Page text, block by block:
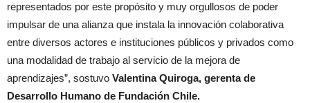
representados por este propósito y muy orgullosos de poder
impulsar de una alianza que instala la innovación colaborativa
entre diversos actores e instituciones públicos y privados como
una modalidad de trabajo al servicio de la mejora de
aprendizajes”, sostuvo Valentina Quiroga, gerenta de
Desarrollo Humano de Fundación Chile.